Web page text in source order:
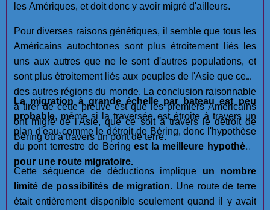
les Amériques, et doit donc y avoir migré d'ailleurs.
Pour diverses raisons génétiques, il semble que tous les
Américains autochtones sont plus étroitement liés les
uns aux autres que ne le sont d'autres populations, et
sont plus étroitement liés aux peuples de l'Asie que ceux
des autres régions du monde. La conclusion raisonnable
à tirer de cette preuve est que les premiers Américains
ont migré de l'Asie, que ce soit à travers le détroit de
Béring ou à travers un pont de terre.
La migration à grande échelle par bateau est peu
probable, même si la traversée est étroite à travers un
plan d'eau comme le détroit de Béring, donc l'hypothèse
du pont terrestre de Bering est la meilleure hypothèse
pour une route migratoire.
Cette séquence de déductions implique un nombre
limité de possibilités de migration. Une route de terre
était entièrement disponible seulement quand il y avait